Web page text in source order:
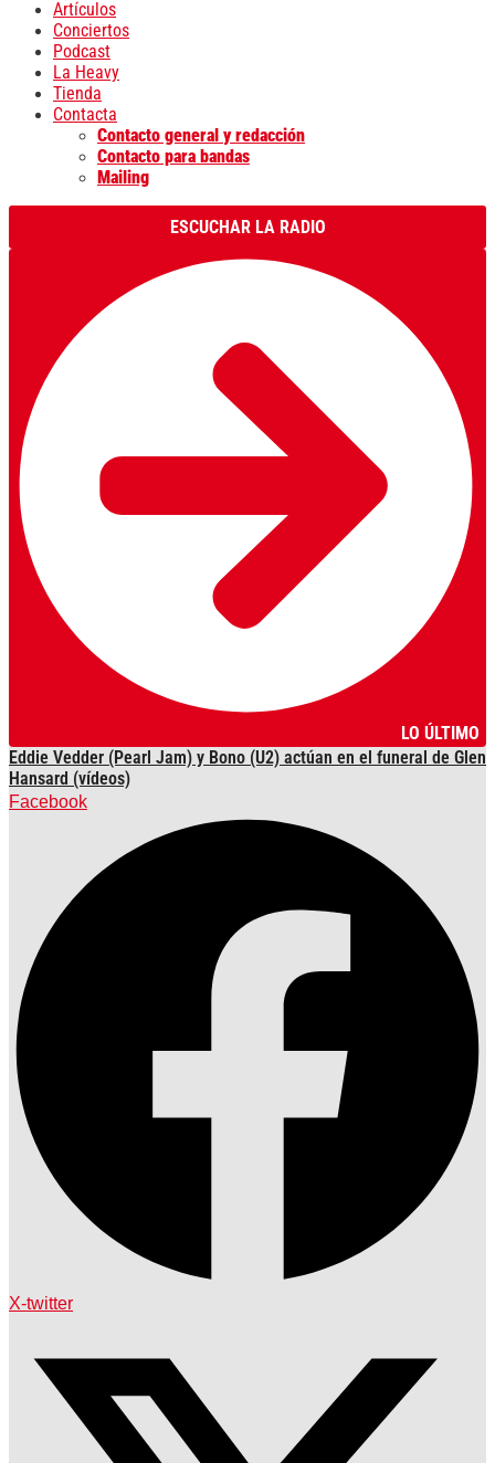
Artículos
Conciertos
Podcast
La Heavy
Tienda
Contacta
Contacto general y redacción
Contacto para bandas
Mailing
ESCUCHAR LA RADIO
LO ÚLTIMO
Eddie Vedder (Pearl Jam) y Bono (U2) actúan en el funeral de Glen
Hansard (vídeos)
Facebook
X-twitter